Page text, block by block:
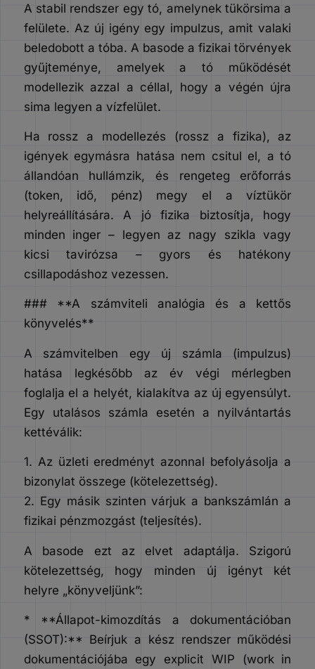
A stabil rendszer egy tó, amelynek tükörsima a
felülete. Az új igény egy impulzus, amit valaki
beledobott a tóba. A basode a fizikai törvények
gyűjteménye, amelyek a tó működését
modellezik azzal a céllal, hogy a végén újra
sima legyen a vízfelület.
Ha rossz a modellezés (rossz a fizika), az
igények egymásra hatása nem csitul el, a tó
állandóan hullámzik, és rengeteg erőforrás
(token, idő, pénz) megy el a víztükör
helyreállítására. A jó fizika biztosítja, hogy
minden inger – legyen az nagy szikla vagy
kicsi tavirózsa – gyors és hatékony
csillapodáshoz vezessen.
### **A számviteli analógia és a kettős
könyvelés**
A számvitelben egy új számla (impulzus)
hatása legkésőbb az év végi mérlegben
foglalja el a helyét, kialakítva az új egyensúlyt.
Egy utalásos számla esetén a nyilvántartás
kettéválik:
1. Az üzleti eredményt azonnal befolyásolja a
bizonylat összege (kötelezettség).
2. Egy másik szinten várjuk a bankszámlán a
fizikai pénzmozgást (teljesítés).
A basode ezt az elvet adaptálja. Szigorú
kötelezettség, hogy minden új igényt két
helyre „könyveljünk”:
* **Állapot-kimozdítás a dokumentációban
(SSOT):** Beírjuk a kész rendszer működési
dokumentációjába egy explicit WIP (work in